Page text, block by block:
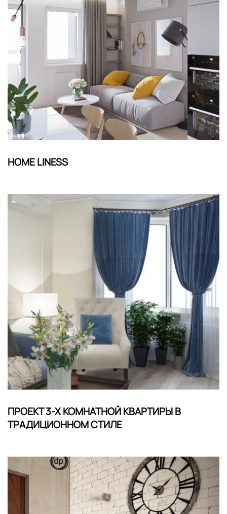
HOME LINESS
ПРОЕКТ 3-Х КОМНАТНОЙ КВАРТИРЫ В
ТРАДИЦИОННОМ СТИЛЕ